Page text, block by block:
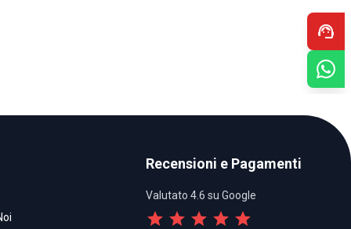
Recensioni e Pagamenti
Valutato 4.6 su Google
star star star star star
support_agent